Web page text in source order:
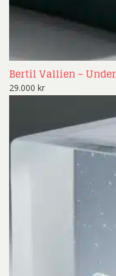
Bertil Vallien –
29.000 kr